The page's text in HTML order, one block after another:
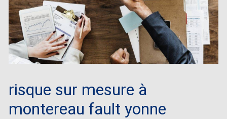
risque sur mesure à
montereau fault yonne